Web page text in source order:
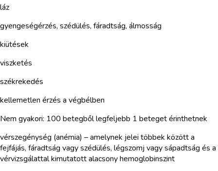
láz
gyengeségérzés, szédülés, fáradtság, álmosság
kiütések
viszketés
székrekedés
kellemetlen érzés a végbélben
Nem gyakori: 100 betegből legfeljebb 1 beteget érinthetnek
vérszegénység (anémia) – amelynek jelei többek között a
fejfájás, fáradtság vagy szédülés, légszomj vagy sápadtság és a
vérvizsgálattal kimutatott alacsony hemoglobinszint